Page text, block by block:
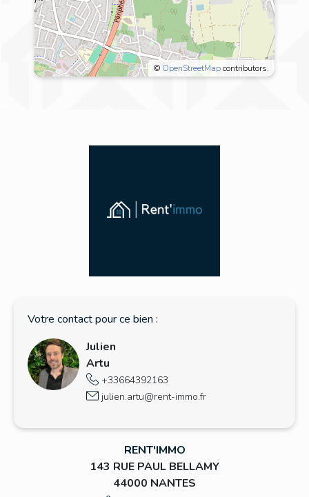
© OpenStreetMapcontributors.
44115 Basse Goulaine
Une allée privée dessert de trés belles
maisons, chacune bénéficiant de grandes
EXPLORER LE QUARTIER
Votre contact pour ce bien :
Julien
Artu
+33664392163
julien.artu@rent-immo.fr
RENT'IMMO
143 RUE PAUL BELLAMY
44000 NANTES